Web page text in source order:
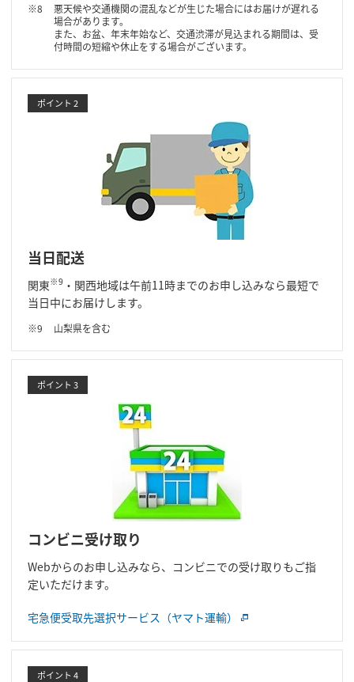
悪天候や交通機関の混乱などが生じた場合にはお届けが遅れる
場合があります。
また、お盆、年末年始など、交通渋滞が見込まれる期間は、受
付時間の短縮や休止をする場合がございます。
ポイント 2
当日配送
関東※9・関西地域は午前11時までのお申し込みなら最短で
当日中にお届けします。
山梨県を含む
ポイント 3
コンビニ受け取り
Webからのお申し込みなら、コンビニでの受け取りもご指
定いただけます。
宅急便受取先選択サービス（ヤマト運輸）
ポイント 4